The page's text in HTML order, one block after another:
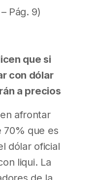
Pág. 9)
que si
con dólar
a precios
afrontar
70% que es
dólar oficial
liqui. La